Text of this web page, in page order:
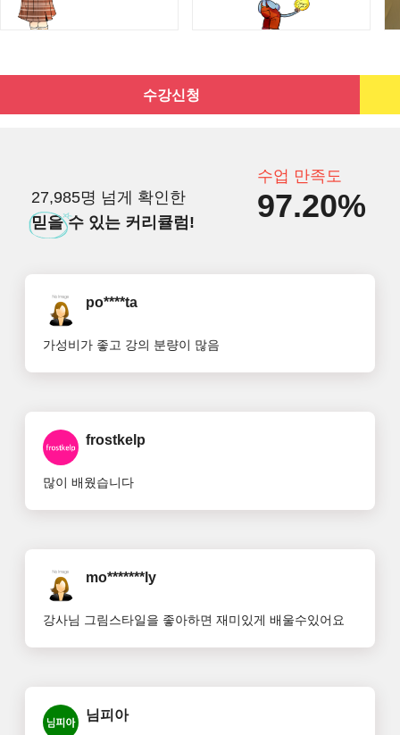
수강신청
27,985명 넘게 확인한
믿을수 있는 커리큘럼!
수업 만족도
97.20%
po****ta
가성비가 좋고 강의 분량이 많음
frostkelp
많이 배웠습니다
mo*******ly
강사님 그림스타일을 좋아하면 재미있게 배울수있어요
님피아